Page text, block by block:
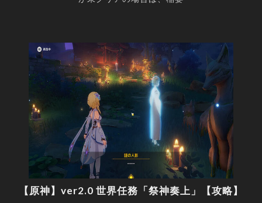
【原神】ver2.0 世界任務「祭神奏上」【攻略】